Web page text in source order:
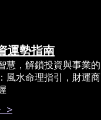
運勢指南
慧，解鎖投資與事業的
風水命理指引，財運商
>